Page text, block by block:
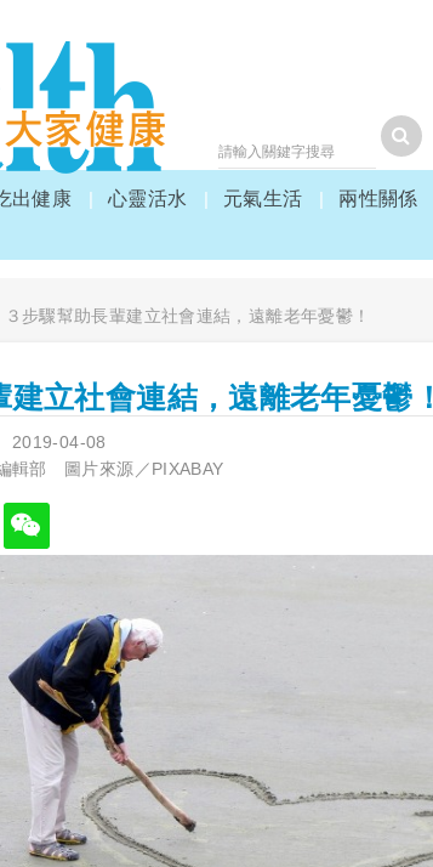
出健康 心靈活水 元氣生活 兩性關係
３步驟幫助長輩建立社會連結，遠離老年憂鬱！
建立社會連結，遠離老年憂鬱！
2019-04-08
輯部 圖片來源／PIXABAY